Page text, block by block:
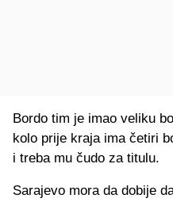
Bordo tim je imao veliku
kolo prije kraja ima četiri
i treba mu čudo za titulu.
Sarajevo mora da dobije